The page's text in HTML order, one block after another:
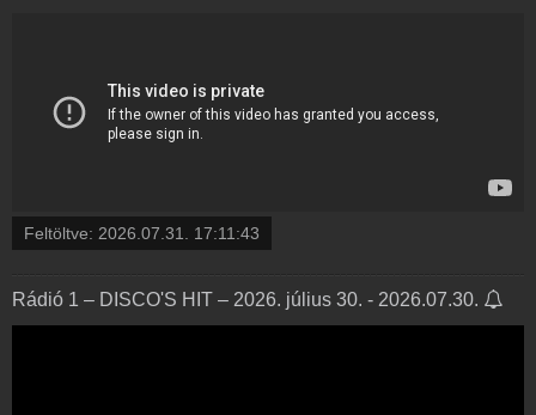
Feltöltve: 2026.07.31. 17:11:43
Rádió 1 – DISCO'S HIT – 2026. július 30. - 2026.07.30.